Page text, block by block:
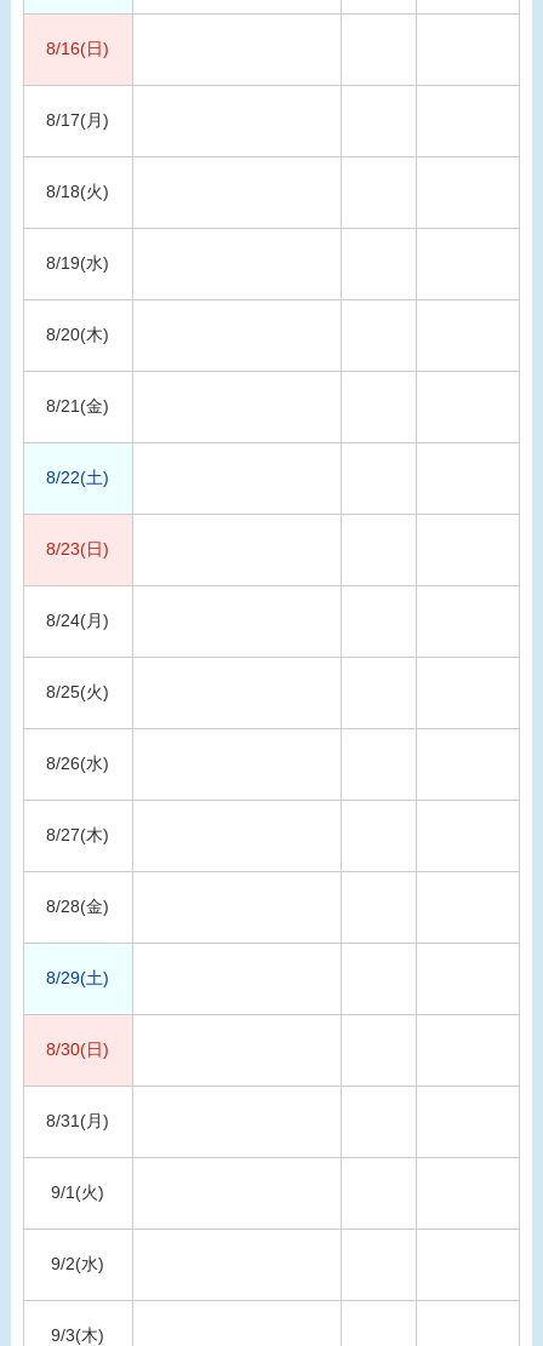
8/16(日)
8/17(月)
8/18(火)
8/19(水)
8/20(木)
8/21(金)
8/22(土)
8/23(日)
8/24(月)
8/25(火)
8/26(水)
8/27(木)
8/28(金)
8/29(土)
8/30(日)
8/31(月)
9/1(火)
9/2(水)
9/3(木)